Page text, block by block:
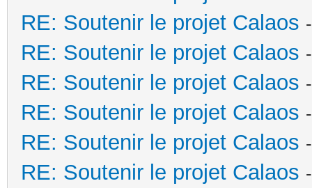
RE: Soutenir le projet Calaos
RE: Soutenir le projet Calaos
RE: Soutenir le projet Calaos
RE: Soutenir le projet Calaos
RE: Soutenir le projet Calaos
RE: Soutenir le projet Calaos